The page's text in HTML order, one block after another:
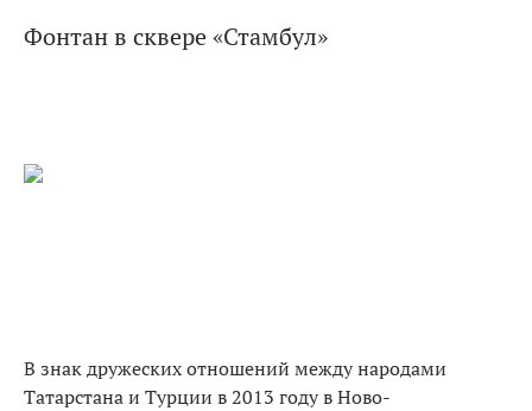
Фонтан в сквере «Стамбул»
В знак дружеских отношений между народами
Татарстана и Турции в 2013 году в Ново-